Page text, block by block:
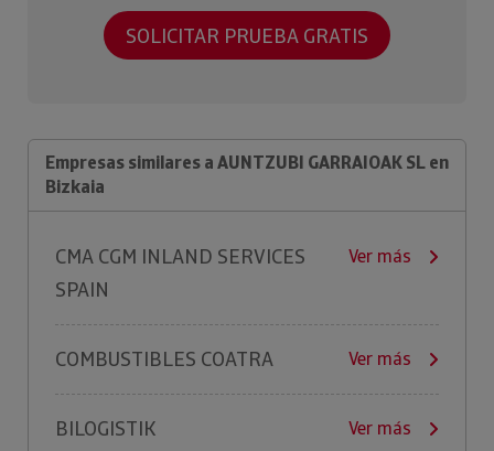
SOLICITAR PRUEBA GRATIS
Empresas similares a AUNTZUBI GARRAIOAK SL en
Bizkaia
CMA CGM INLAND SERVICES
SPAIN
Ver más
COMBUSTIBLES COATRA Ver más
BILOGISTIK Ver más